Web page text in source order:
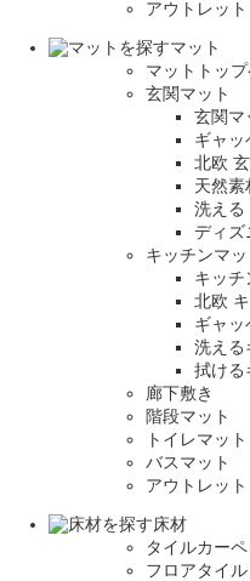
アウトレット
マット
マットトッ
玄関マット
玄関マ
ギャッ
北欧
天然素
洗える
ディズ
キッチンマッ
キッチ
北欧
ギャッ
洗える
拭ける
廊下敷き
階段マット
トイレマット
バスマット
アウトレット
床材
タイルカーペ
フロアタイル